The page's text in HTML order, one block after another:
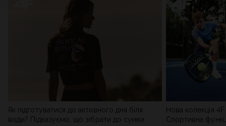
Як підготуватися до активного дня біля
води? Підказуємо, що зібрати до сумки
Нова колекція
Спортивна